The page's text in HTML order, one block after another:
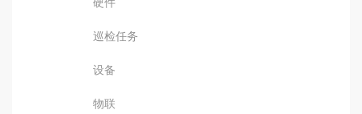
巡检任务
设备
物联